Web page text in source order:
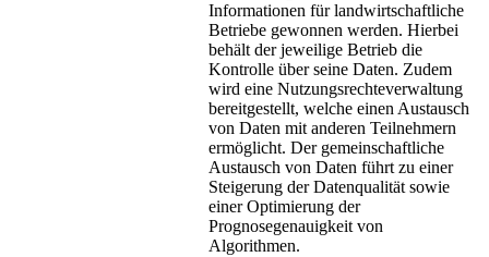
Informationen für landwirtschaftliche
Betriebe gewonnen werden. Hierbei
behält der jeweilige Betrieb die
Kontrolle über seine Daten. Zudem
wird eine Nutzungsrechteverwaltung
bereitgestellt, welche einen Austausch
von Daten mit anderen Teilnehmern
ermöglicht. Der gemeinschaftliche
Austausch von Daten führt zu einer
Steigerung der Datenqualität sowie
einer Optimierung der
Prognosegenauigkeit von
Algorithmen.